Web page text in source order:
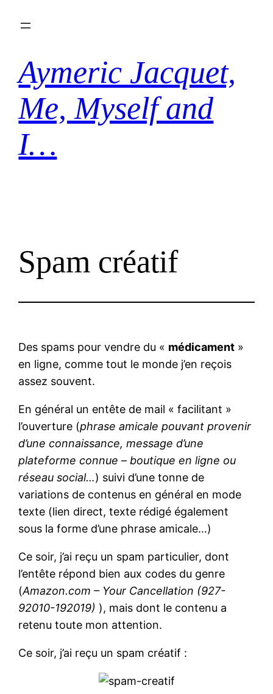
Aymeric Jacquet,
Me, Myself and
I…
Spam créatif
Des spams pour vendre du « médicament »
en ligne, comme tout le monde j’en reçois
assez souvent.
En général un entête de mail « facilitant »
l’ouverture (phrase amicale pouvant provenir
d’une connaissance, message d’une
plateforme connue – boutique en ligne ou
réseau social…) suivi d’une tonne de
variations de contenus en général en mode
texte (lien direct, texte rédigé également
sous la forme d’une phrase amicale…)
Ce soir, j’ai reçu un spam particulier, dont
l’entête répond bien aux codes du genre
(Amazon.com – Your Cancellation (927-
92010-192019) ), mais dont le contenu a
retenu toute mon attention.
Ce soir, j’ai reçu un spam créatif :